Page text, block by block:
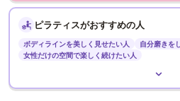
ピラティスがおすすめの人
ボディラインを美しく見せたい人
自分磨きを
女性だけの空間で楽しく続けたい人